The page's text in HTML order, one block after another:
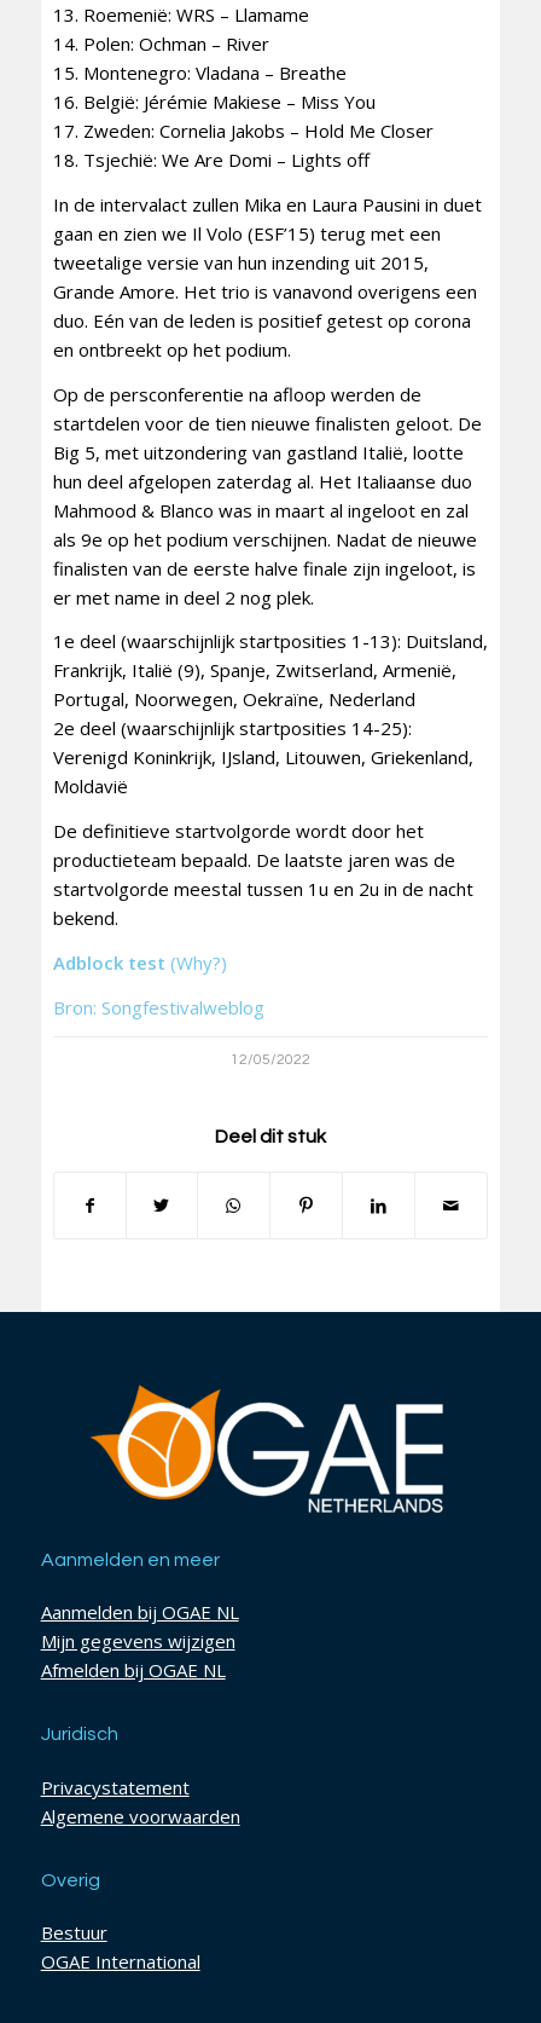
13. Roemenië: WRS – Llamame
14. Polen: Ochman – River
15. Montenegro: Vladana – Breathe
16. België: Jérémie Makiese – Miss You
17. Zweden: Cornelia Jakobs – Hold Me Closer
18. Tsjechië: We Are Domi – Lights off
In de intervalact zullen Mika en Laura Pausini in duet
gaan en zien we Il Volo (ESF’15) terug met een
tweetalige versie van hun inzending uit 2015,
Grande Amore. Het trio is vanavond overigens een
duo. Eén van de leden is positief getest op corona
en ontbreekt op het podium.
Op de persconferentie na afloop werden de
startdelen voor de tien nieuwe finalisten geloot. De
Big 5, met uitzondering van gastland Italië, lootte
hun deel afgelopen zaterdag al. Het Italiaanse duo
Mahmood & Blanco was in maart al ingeloot en zal
als 9e op het podium verschijnen. Nadat de nieuwe
finalisten van de eerste halve finale zijn ingeloot, is
er met name in deel 2 nog plek.
1e deel (waarschijnlijk startposities 1-13): Duitsland,
Frankrijk, Italië (9), Spanje, Zwitserland, Armenië,
Portugal, Noorwegen, Oekraïne, Nederland
2e deel (waarschijnlijk startposities 14-25):
Verenigd Koninkrijk, IJsland, Litouwen, Griekenland,
Moldavië
De definitieve startvolgorde wordt door het
productieteam bepaald. De laatste jaren was de
startvolgorde meestal tussen 1u en 2u in de nacht
bekend.
Adblock test (Why?)
Bron: Songfestivalweblog
12/05/2022
Deel dit stuk
Aanmelden en meer
Aanmelden bij OGAE NL
Mijn gegevens wijzigen
Afmelden bij OGAE NL
Juridisch
Privacystatement
Algemene voorwaarden
Overig
Bestuur
OGAE International